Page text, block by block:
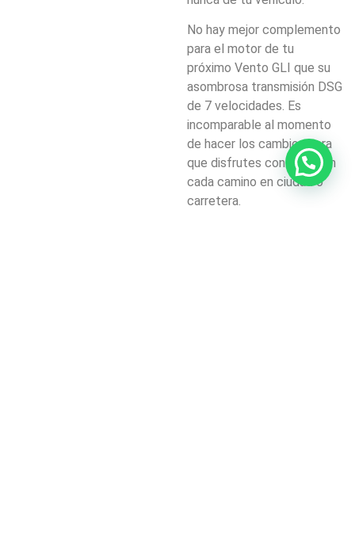
No hay mejor complemento
para el motor de tu
próximoVento GLI que su
asombrosa transmisión DSG
de 7 velocidades. Es
incomparable al momento
de hacer los cambios para
que disfrutes con emoción
cada camino en ciudad o
carretera.